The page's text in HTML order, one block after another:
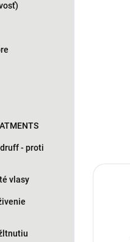
- proti
vlasy